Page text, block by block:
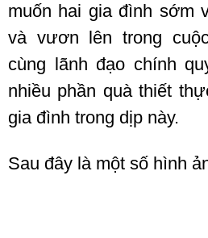
muốn hai gia đình sớm
và vươn lên trong
cùng lãnh đạo chính
nhiều phần quà thiết
gia đình trong dịp này.
Sau đây là một số hình